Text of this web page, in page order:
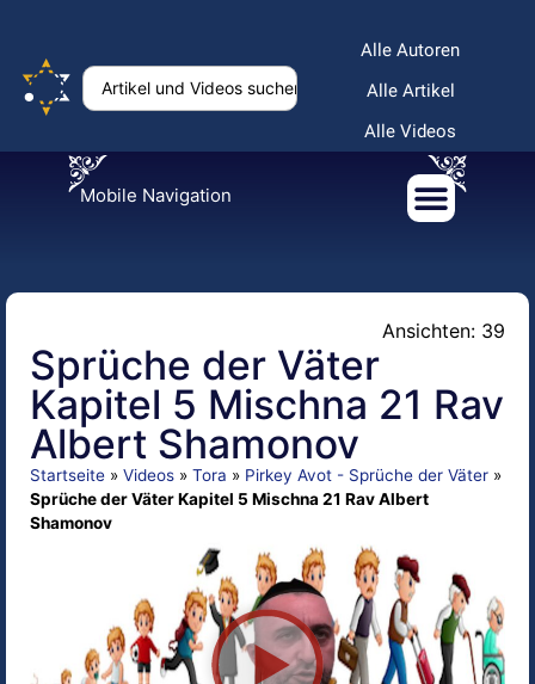
Alle Autoren
Alle Artikel
Alle Videos
Mobile Navigation
Ansichten: 39
Sprüche der Väter
Kapitel 5 Mischna 21 Rav
Albert Shamonov
Startseite » Videos » Tora » Pirkey Avot - Sprüche der Väter »
Sprüche der Väter Kapitel 5 Mischna 21 Rav Albert
Shamonov